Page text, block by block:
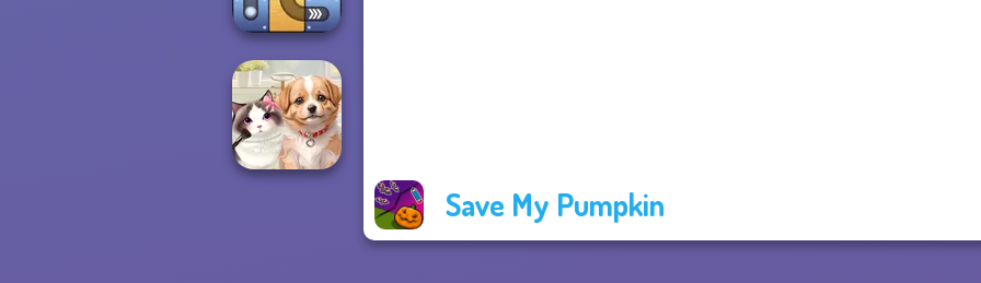
Save My Pumpkin
Free the Ball